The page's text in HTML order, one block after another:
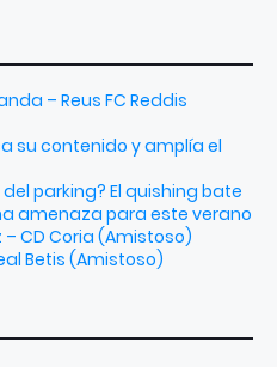
– Reus FC Reddis
su contenido y amplía el
parking? El quishing bate
amenaza para este verano
CD Coria (Amistoso)
Betis (Amistoso)